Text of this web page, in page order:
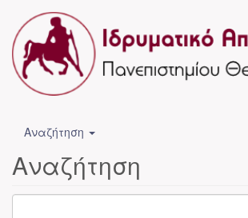
Αναζήτηση
Αναζήτηση